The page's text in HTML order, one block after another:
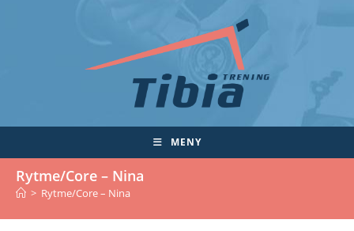
MENY
Rytme/Core – Nina
> Rytme/Core – Nina